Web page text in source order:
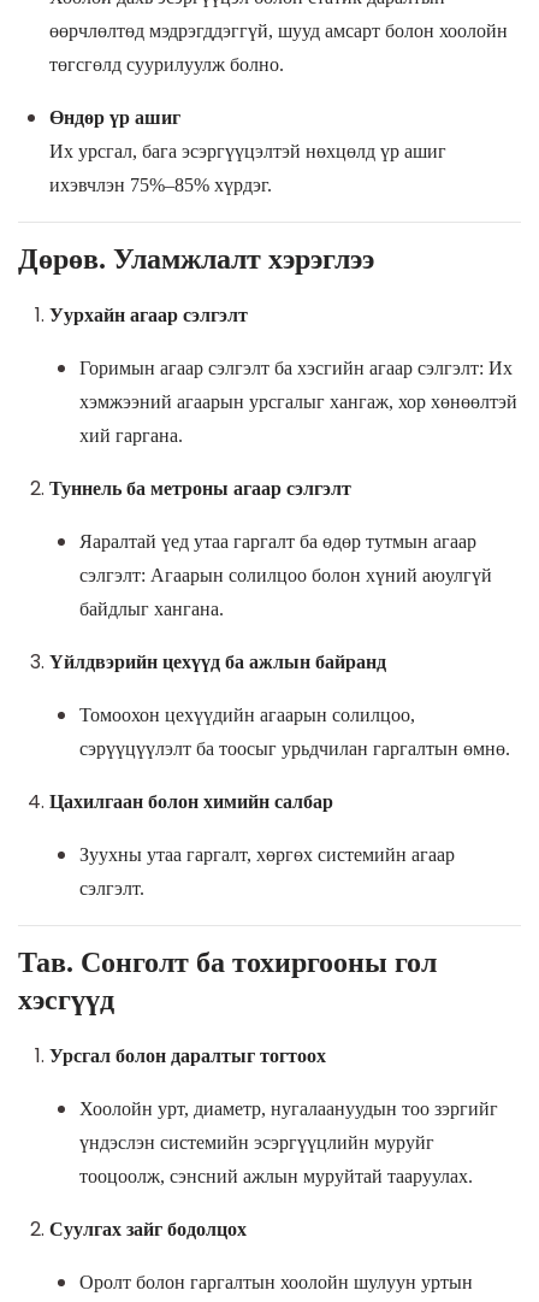
өөрчлөлтөд мэдрэгддэггүй, шууд амсарт болон хоолойн
төгсгөлд суурилуулж болно.
Өндөр үр ашиг
Их урсгал, бага эсэргүүцэлтэй нөхцөлд үр ашиг
ихэвчлэн 75%–85% хүрдэг.
Дөрөв. Уламжлалт хэрэглээ
Уурхайн агаар сэлгэлт
Горимын агаар сэлгэлт ба хэсгийн агаар сэлгэлт: Их
хэмжээний агаарын урсгалыг хангаж, хор хөнөөлтэй
хий гаргана.
Туннель ба метроны агаар сэлгэлт
Яаралтай үед утаа гаргалт ба өдөр тутмын агаар
сэлгэлт: Агаарын солилцоо болон хүний аюулгүй
байдлыг хангана.
Үйлдвэрийн цехүүд ба ажлын байранд
Томоохон цехүүдийн агаарын солилцоо,
сэрүүцүүлэлт ба тоосыг урьдчилан гаргалтын өмнө.
Цахилгаан болон химийн салбар
Зуухны утаа гаргалт, хөргөх системийн агаар
сэлгэлт.
Тав. Сонголт ба тохиргооны гол
хэсгүүд
Урсгал болон даралтыг тогтоох
Хоолойн урт, диаметр, нугалаануудын тоо зэргийг
үндэслэн системийн эсэргүүцлийн муруйг
тооцоолж, сэнсний ажлын муруйтай тааруулах.
Суулгах зайг бодолцох
Оролт болон гаргалтын хоолойн шулуун уртын